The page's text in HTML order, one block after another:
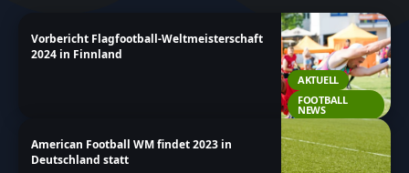
AKTUELL
FOOTBALL
NEWS
Vorbericht Flagfootball-Weltmeisterschaft
2024 in Finnland
American Football WM findet 2023 in
Deutschland statt